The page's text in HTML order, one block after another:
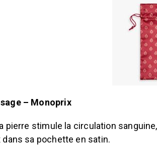
– Monoprix
pierre stimule la circulation
dans sa pochette en satin.